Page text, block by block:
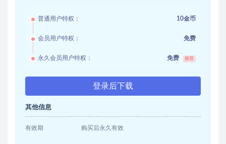
普通用户特权： 10金币
会员用户特权： 免费
永久会员用户特权： 免费 推荐
登录后下载
其他信息
有效期 购买后永久有效